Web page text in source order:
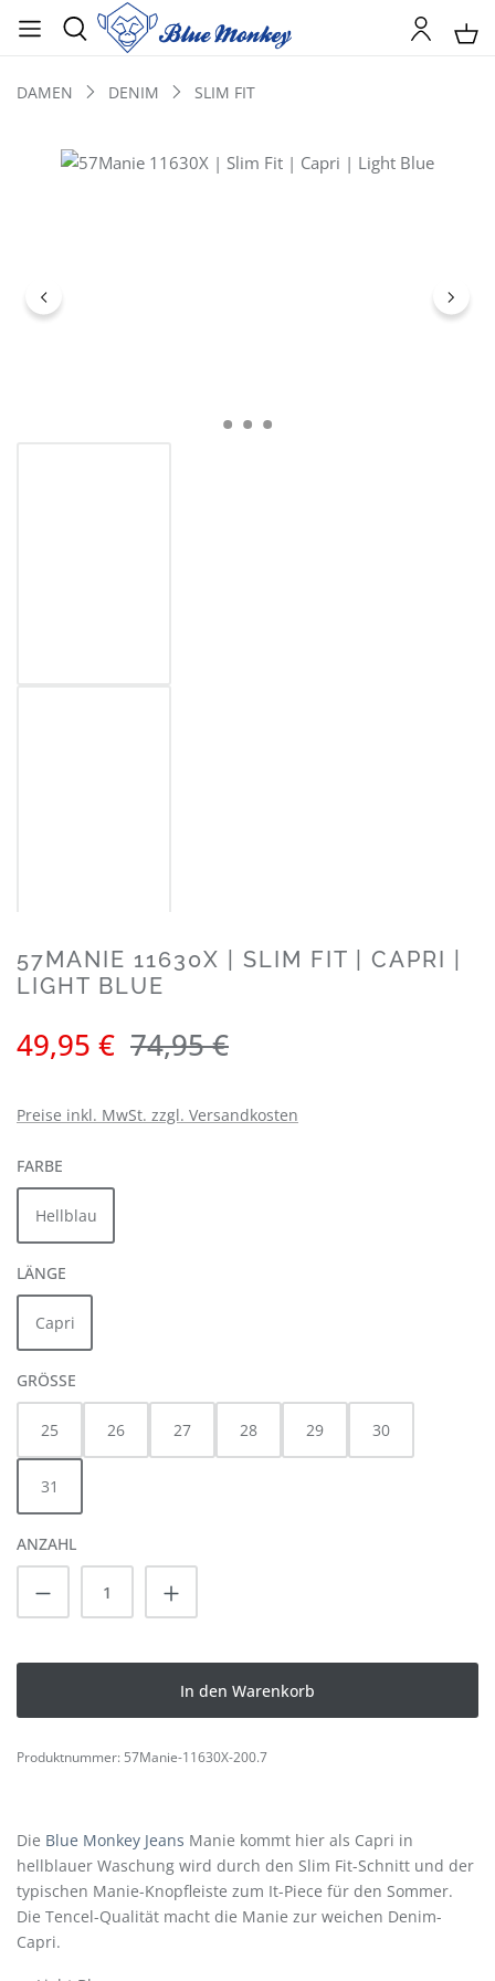
DAMEN DENIM SLIM FIT
Bildergalerie überspringen
57MANIE 11630X | SLIM FIT | CAPRI |
LIGHT BLUE
Verkaufspreis:
49,95 € Regulärer Preis:
74,95 €
Preise inkl. MwSt. zzgl. Versandkosten
FARBE
Hellblau
LÄNGE
Capri
GRÖSSE
25 26 27 28 29 30
31
ANZAHL
Produkt Anzahl: Gib den gewünschten
In den Warenkorb
Produktnummer: 57Manie-11630X-200.7
Die Blue Monkey Jeans Manie kommt hier als Capri in
hellblauer Waschung wird durch den Slim Fit-Schnitt und der
typischen Manie-Knopfleiste zum It-Piece für den Sommer.
Die Tencel-Qualität macht die Manie zur weichen Denim-
Capri.